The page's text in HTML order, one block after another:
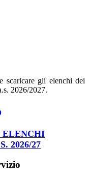
scaricare gli elenchi dei
2026/2027.
ELENCHI
2026/27